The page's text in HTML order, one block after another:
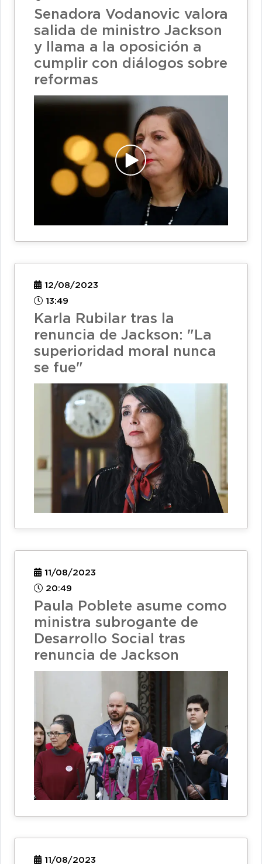
Senadora Vodanovic valora
salida de ministro Jackson
y llama a la oposición a
cumplir con diálogos sobre
reformas
12/08/2023
13:49
Karla Rubilar tras la
renuncia de Jackson: "La
superioridad moral nunca
se fue"
11/08/2023
20:49
Paula Poblete asume como
ministra subrogante de
Desarrollo Social tras
renuncia de Jackson
11/08/2023